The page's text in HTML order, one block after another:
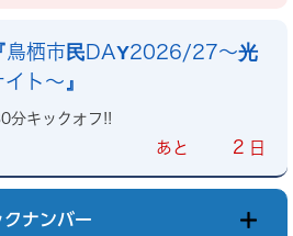
鳥栖市民DAY2026/27～光
ト～』
分キックオフ!!
あと 2 日
クナンバー